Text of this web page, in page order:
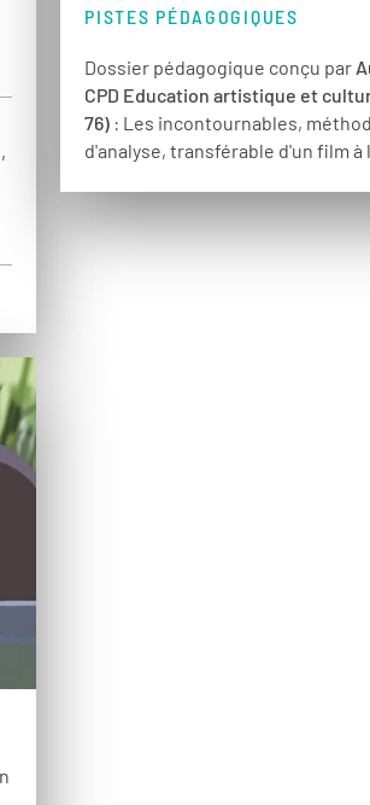
PISTES PÉDAGOGIQUES
Dossier pédagogique conçu par
CPD Education artistique et
76) : Les incontournables,
d'analyse, transférable d'un film à